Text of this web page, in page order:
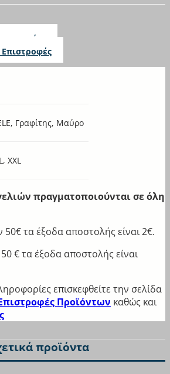
Γραφίτης, Μαύρο
XXL
πραγματοποιούνται σε όλη
τα έξοδα αποστολής είναι 2€.
€ τα έξοδα αποστολής είναι
επισκεφθείτε την σελίδα
Προϊόντων καθώς και
προϊόντα